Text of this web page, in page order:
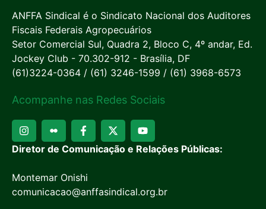
ANFFA Sindical é o Sindicato Nacional dos Auditores
Fiscais Federais Agropecuários
Setor Comercial Sul, Quadra 2, Bloco C, 4º andar, Ed.
Jockey Club - 70.302-912 - Brasília, DF
(61)3224-0364 / (61) 3246-1599 / (61) 3968-6573
Acompanhe nas Redes Sociais
Diretor de Comunicação e Relações Públicas:
Montemar Onishi
comunicacao@anffasindical.org.br